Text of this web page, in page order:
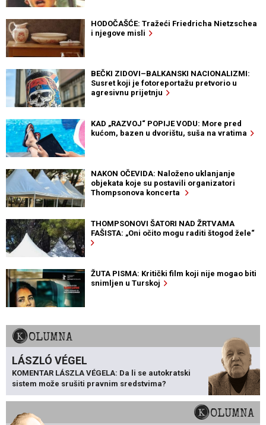
HODOČAŠĆE: Tražeći Friedricha Nietzschea
i njegove misli
BEČKI ZIDOVI–BALKANSKI NACIONALIZMI:
Susret koji je fotoreportažu pretvorio u
agresivnu prijetnju
KAD „RAZVOJ“ POPIJE VODU: More pred
kućom, bazen u dvorištu, suša na vratima
NAKON OČEVIDA: Naloženo uklanjanje
objekata koje su postavili organizatori
Thompsonova koncerta
THOMPSONOVI ŠATORI NAD ŽRTVAMA
FAŠISTA: „Oni očito mogu raditi štogod žele“
ŽUTA PISMA: Kritički film koji nije mogao biti
snimljen u Turskoj
KOLUMNA
LÁSZLÓ VÉGEL
KOMENTAR LÁSZLA VÉGELA: Da li se autokratski
sistem može srušiti pravnim sredstvima?
KOLUMNA